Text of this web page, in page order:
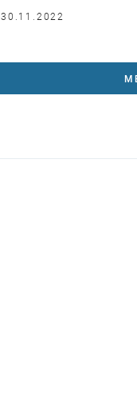
30.11.2022